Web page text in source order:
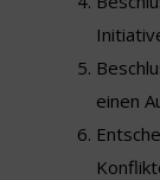
einen